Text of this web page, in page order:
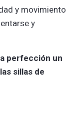
y movimiento
y
perfección un
sillas de